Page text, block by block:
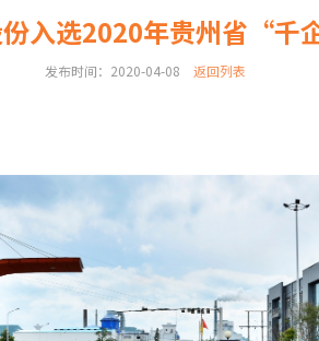
份入选2020年贵州省“千
发布时间：2020-04-08 返回列表